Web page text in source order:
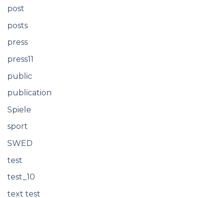
post
posts
press
press11
public
publication
Spiele
sport
SWED
test
test_10
text test